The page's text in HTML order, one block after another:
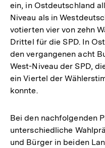
ein, in Ostdeutschland
Niveau als in
votierten vier von zehn
Drittel für die SPD. In
den vergangenen acht
West-Niveau der SPD,
ein Viertel der
konnte.
Bei den nachfolgenden
unterschiedliche
und Bürger in beiden